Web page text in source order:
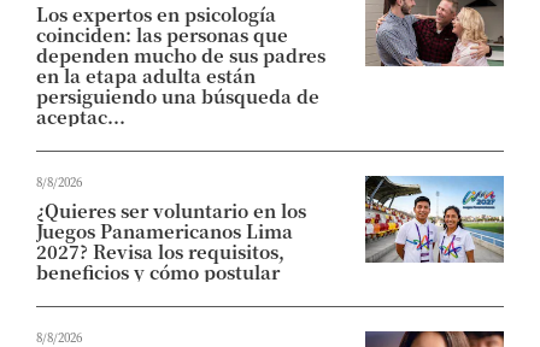
Los expertos en psicología
coinciden: las personas que
dependen mucho de sus padres
en la etapa adulta están
persiguiendo una búsqueda de
aceptac...
8/8/2026
¿Quieres ser voluntario en los
Juegos Panamericanos Lima
2027? Revisa los requisitos,
beneficios y cómo postular
8/8/2026